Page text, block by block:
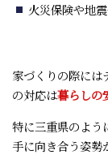
火災保険や地
家づくりの際には
の対応は暮らしの
特に三重県のよう
手に向き合う姿勢